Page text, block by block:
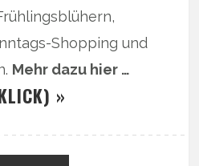
Shopping und
Mehr dazu hier …
»